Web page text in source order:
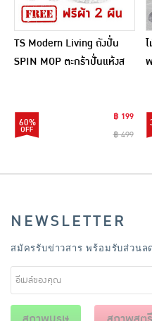
TS Modern Living ถังปั่น
SPIN MOP ตะกร้าปั่นแห้งส
60%
฿ 199
฿ 499
NEWSLETTER
สมัครรับข่าวสาร พร้อมรับส่วนล